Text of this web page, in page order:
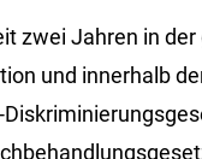
zwei Jahren in der
und innerhalb